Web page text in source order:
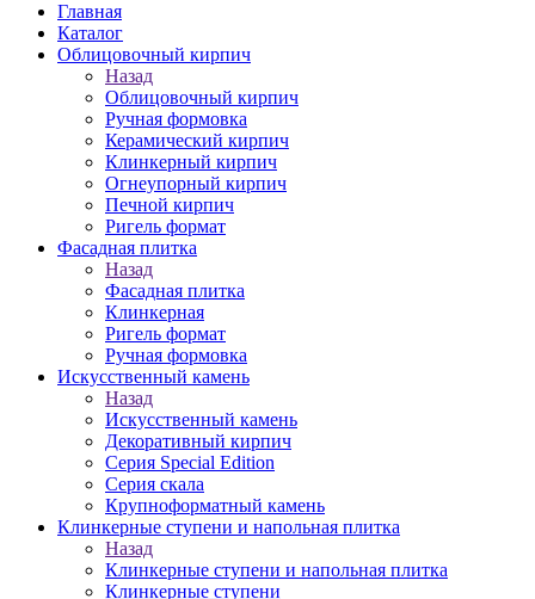
Главная
Каталог
Облицовочный кирпич
Назад
Облицовочный кирпич
Ручная формовка
Керамический кирпич
Клинкерный кирпич
Огнеупорный кирпич
Печной кирпич
Ригель формат
Фасадная плитка
Назад
Фасадная плитка
Клинкерная
Ригель формат
Ручная формовка
Искусственный камень
Назад
Искусственный камень
Декоративный кирпич
Серия Special Edition
Серия скала
Крупноформатный камень
Клинкерные ступени и напольная плитка
Назад
Клинкерные ступени и напольная плитка
Клинкерные ступени